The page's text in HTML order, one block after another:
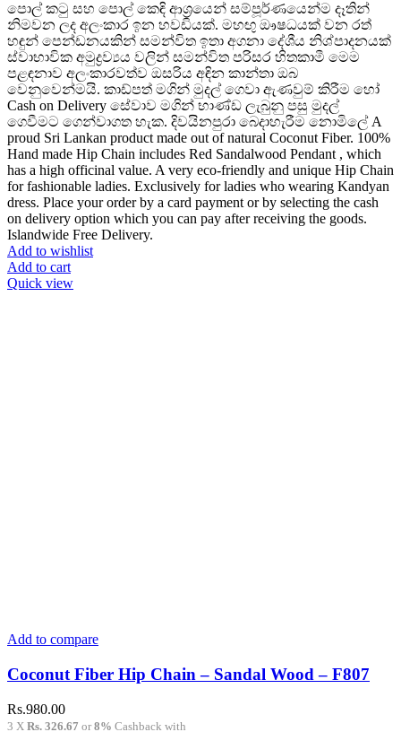
පොල් කටු සහ පොල් කෙඳි ආශ්‍රයෙන් සම්පූර්ණයෙන්ම දෑතින්
නිමවන ලද අලංකාර ඉන හවඩියක්. මහඟු ඖෂධයක් වන රත්
හඳුන් පෙන්ඩනයකින් සමන්විත ඉතා අගනා දේශීය නිශ්පාදනයක්
ස්වාභාවික අමුද්‍රව්‍යය වලින් සමන්විත පරිසර හිතකාමී මෙම
පළඳනාව අලංකාරවත්ව ඔසරිය අඳින කාන්තා ඔබ
වෙනුවෙන්මයි. කාඩ්පත් මගින් මුදල් ගෙවා ඇණවුම් කිරීම හෝ
Cash on Delivery සේවාව මගින් භාණ්ඩ ලැබුනු පසු මුදල්
ගෙවීමට ගෙන්වාගත හැක. දිවයිනපුරා බෙදාහැරීම නොමිලේ A
proud Sri Lankan product made out of natural Coconut Fiber. 100%
Hand made Hip Chain includes Red Sandalwood Pendant , which
has a high officinal value. A very eco-friendly and unique Hip Chain
for fashionable ladies. Exclusively for ladies who wearing Kandyan
dress. Place your order by a card payment or by selecting the cash
on delivery option which you can pay after receiving the goods.
Islandwide Free Delivery.
Add to wishlist
Add to cart
Quick view
Add to compare
Coconut Fiber Hip Chain – Sandal Wood – F807
Rs.980.00
3 X Rs. 326.67 or8% Cashback with